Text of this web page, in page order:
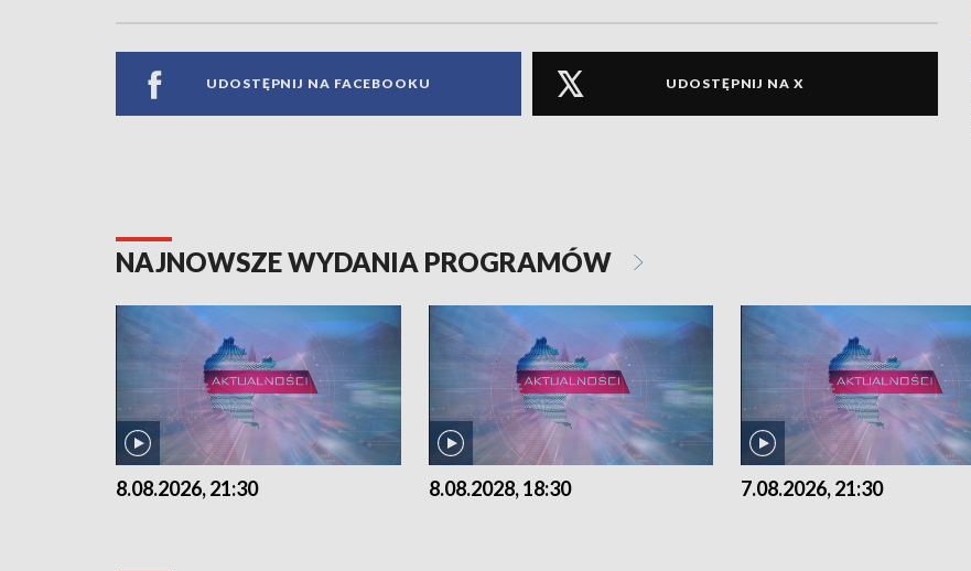
UDOSTĘPNIJ NA FACEBOOKU UDOSTĘPNIJ NA X
NAJNOWSZE WYDANIA PROGRAMÓW
8.08.2026, 21:30 8.08.2028, 18:30 7.08.2026, 21:30